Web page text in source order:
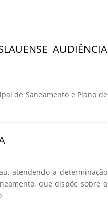
AUDIÊNCIA
de Saneamento e Plano de
atendendo a determinação
que dispõe sobre a